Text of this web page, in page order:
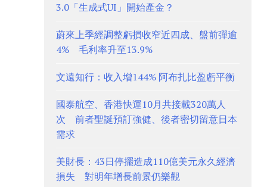
3.0「生成式UI」開始產金？
蔚來上季經調整虧損收窄近四成、盤前彈逾
4% 毛利率升至13.9%
文遠知行：收入增144% 阿布扎比盈虧平衡
國泰航空、香港快運10月共接載320萬人
次 前者聖誕預訂強健、後者密切留意日本
需求
美財長：43日停擺造成110億美元永久經濟
損失 對明年增長前景仍樂觀